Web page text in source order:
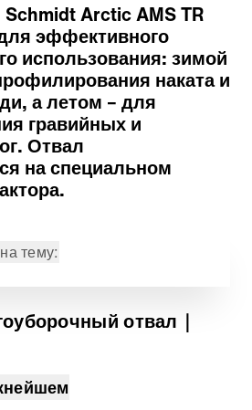
Arctic AMS TR
эффективного
использования: зимой
наката и
а летом – для
гравийных и
Отвал
на специальном
тему:
отвал ｜